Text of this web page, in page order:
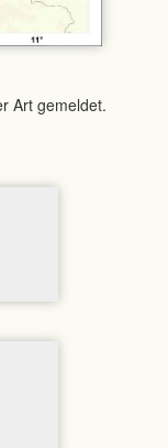
Art gemeldet.